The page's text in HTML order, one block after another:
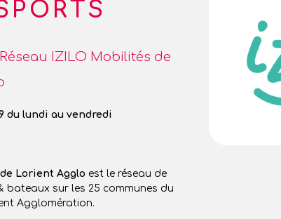
Réseau IZILO Mobilités de
du lundi au vendredi
Lorient Agglo est le réseau de
bateaux sur les 25 communes du
Agglomération.